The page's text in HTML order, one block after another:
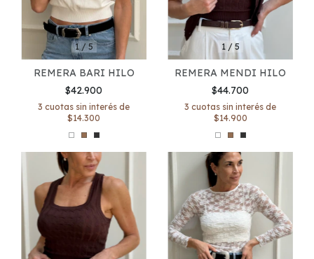
1 / 5
REMERA BARI HILO
$42.900
3 cuotas sin interés de
$14.300
1/ 5
REMERA MENDI HILO
$44.700
3 cuotas sin interés de
$14.900